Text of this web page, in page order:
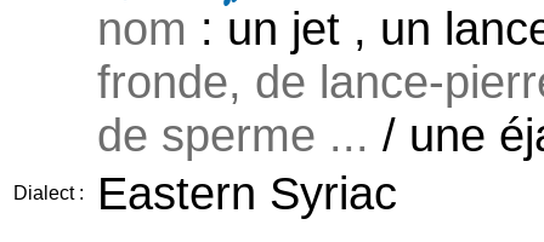
nom : un jet , un
fronde, de lance-
de sperme ... / une
Dialect : Eastern Syriac